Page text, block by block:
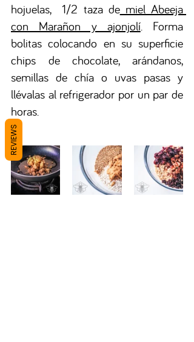
hojuelas,  1/2 taza de miel Abeeja
con Marañon y ajonjolí. Forma
bolitas colocando en su superficie
chips de chocolate, arándanos,
semillas de chía o uvas pasas y
llévalas al refrigerador por un par de
horas.
REVIEWS